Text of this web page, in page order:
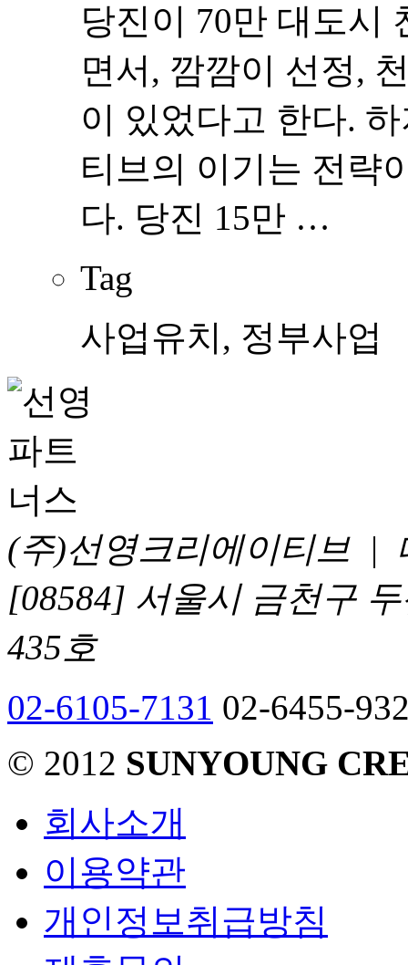
당진이 70만 대도시
면서, 깜깜이 선정,
이 있었다고 한다.
티브의 이기는 전략
다. 당진 15만 …
Tag
사업유치, 정부사업
(주)선영크리에이티브 |
[08584] 서울시 금천구
435호
02-6105-7131 02-6455-
© 2012 SUNYOUNG
회사소개
이용약관
개인정보취급방침